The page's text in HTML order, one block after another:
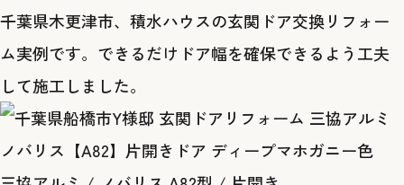
千葉県木更津市、積水ハウスの玄関ドア交換リフォー
ム実例です。できるだけドア幅を確保できるよう工夫
して施工しました。